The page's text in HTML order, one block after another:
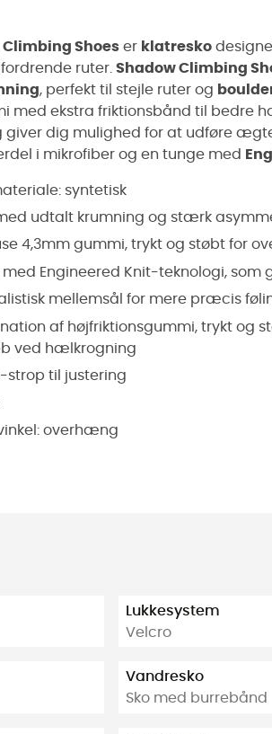
Climbing Shoes er klatresko
ruter. Shadow Climbing
, perfekt til stejle ruter og
med ekstra friktionsbånd til bedre
dig mulighed for at udføre
i mikrofiber og en tunge med
syntetisk
udtalt krumning og stærk
4,3mm gummi, trykt og støbt for
med Engineered Knit-teknologi,
mellemsål for mere præcis
af højfriktionsgummi, trykt og
ved hælkrogning
strop til justering
overhæng
Lukkesystem
Velcro
Vandresko
Sko med burrebånd